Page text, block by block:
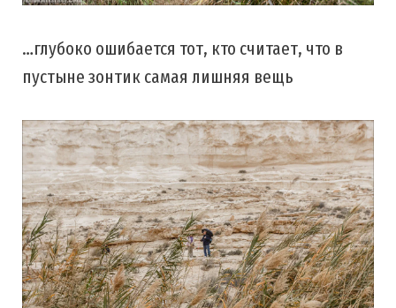
…глубоко ошибается тот, кто считает, что в
пустыне зонтик самая лишняя вещь